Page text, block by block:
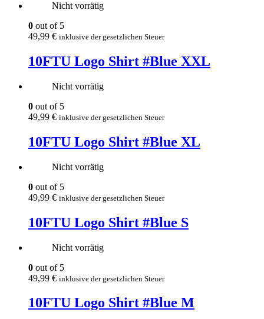
Nicht vorrätig
0 out of 5
49,99 € inklusive der gesetzlichen Steuer
10FTU Logo Shirt #Blue XXL
Nicht vorrätig
0 out of 5
49,99 € inklusive der gesetzlichen Steuer
10FTU Logo Shirt #Blue XL
Nicht vorrätig
0 out of 5
49,99 € inklusive der gesetzlichen Steuer
10FTU Logo Shirt #Blue S
Nicht vorrätig
0 out of 5
49,99 € inklusive der gesetzlichen Steuer
10FTU Logo Shirt #Blue M